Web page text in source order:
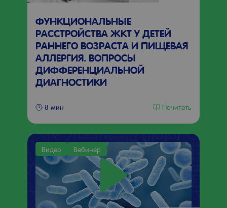
ФУНКЦИОНАЛЬНЫЕ
РАССТРОЙСТВА ЖКТ У ДЕТЕЙ
РАННЕГО ВОЗРАСТА И ПИЩЕВАЯ
АЛЛЕРГИЯ. ВОПРОСЫ
ДИФФЕРЕНЦИАЛЬНОЙ
ДИАГНОСТИКИ
8 мин Почитать
Видео Вебинар